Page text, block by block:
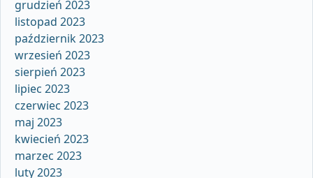
grudzień 2023
listopad 2023
październik 2023
wrzesień 2023
sierpień 2023
lipiec 2023
czerwiec 2023
maj 2023
kwiecień 2023
marzec 2023
luty 2023